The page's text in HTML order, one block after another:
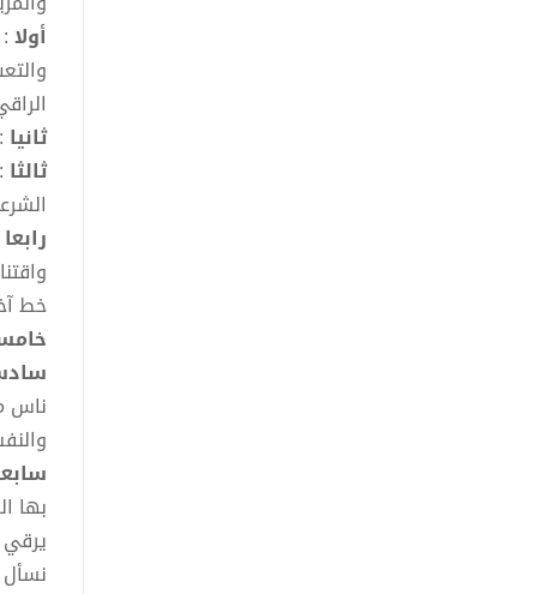
أولا
ثانيا
ثالثا
رابعا
خط
ناس
بها
نسأل